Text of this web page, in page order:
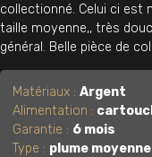
collectionné. Celui ci est
taille moyenne,, très
général. Belle pièce de
Matériaux :Argent
Alimentation :
Garantie : 6 mois
Type : plume moyenne